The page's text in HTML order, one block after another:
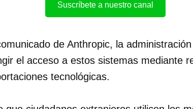
Suscríbete a nuestro canal
de Anthropic, la
el acceso a estos sistemas mediante
tecnológicas.